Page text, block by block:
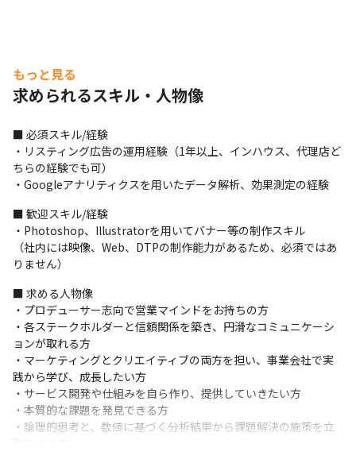
もっと見る
求められるスキル・人物像
■ 必須スキル/経験
・リスティング広告の運用経験（1年以上、インハウス、代理店ど
ちらの経験でも可）
・Googleアナリティクスを用いたデータ解析、効果測定の経験
■ 歓迎スキル/経験
・Photoshop、Illustratorを用いてバナー等の制作スキル
（社内には映像、Web、DTPの制作能力があるため、必須ではあ
りません）
■ 求める人物像
・プロデューサー志向で営業マインドをお持ちの方
・各ステークホルダーと信頼関係を築き、円滑なコミュニケーシ
ョンが取れる方
・マーケティングとクリエイティブの両方を担い、事業会社で実
践から学び、成長したい方
・サービス開発や仕組みを自ら作り、提供していきたい方
・本質的な課題を発見できる方
・論理的思考と、数値に基づく分析結果から課題解決の施策を立